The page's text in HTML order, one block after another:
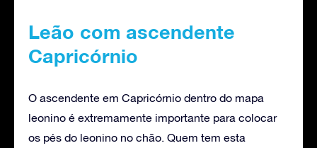
Leão com ascendente
Capricórnio
O ascendente em Capricórnio dentro do mapa
leonino é extremamente importante para colocar
os pés do leonino no chão. Quem tem esta